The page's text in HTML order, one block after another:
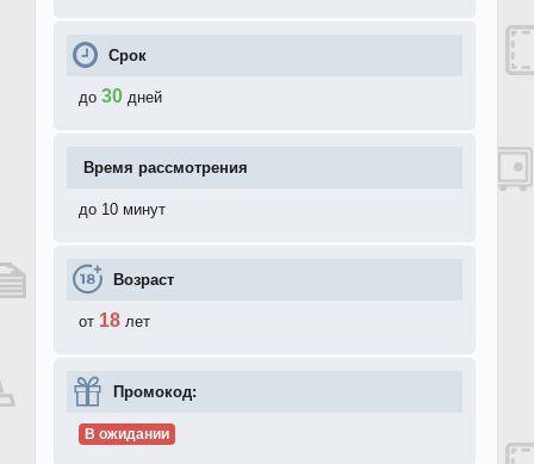
Срок
до 30 дней
Время рассмотрения
до 10 минут
Возраст
от 18 лет
Промокод:
В ожидании